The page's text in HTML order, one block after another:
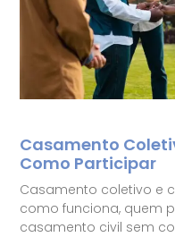
Casamento
Como Participar
Casamento coletivo e
como funciona, quem
casamento civil sem